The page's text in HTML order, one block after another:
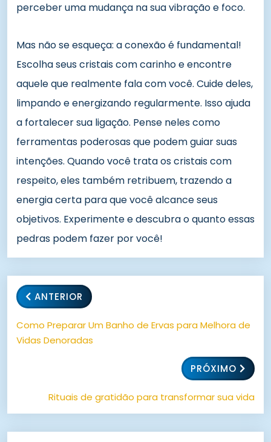
perceber uma mudança na sua vibração e foco.
Mas não se esqueça: a conexão é fundamental!
Escolha seus cristais com carinho e encontre
aquele que realmente fala com você. Cuide deles,
limpando e energizando regularmente. Isso ajuda
a fortalecer sua ligação. Pense neles como
ferramentas poderosas que podem guiar suas
intenções. Quando você trata os cristais com
respeito, eles também retribuem, trazendo a
energia certa para que você alcance seus
objetivos. Experimente e descubra o quanto essas
pedras podem fazer por você!
ANTERIOR
Como Preparar Um Banho de Ervas para Melhora de
Vidas Denoradas
PRÓXIMO
Rituais de gratidão para transformar sua vida